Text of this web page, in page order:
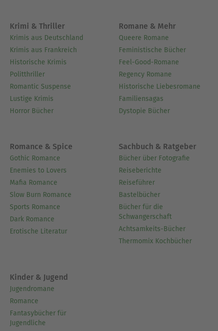
Krimi & Thriller
Krimis aus Deutschland
Krimis aus Frankreich
Historische Krimis
Politthriller
Romantic Suspense
Lustige Krimis
Horror Bücher
Romane & Mehr
Queere Romane
Feministische Bücher
Feel-Good-Romane
Regency Romane
Historische Liebesromane
Familiensagas
Dystopie Bücher
Romance & Spice
Gothic Romance
Enemies to Lovers
Mafia Romance
Slow Burn Romance
Sports Romance
Dark Romance
Erotische Literatur
Sachbuch & Ratgeber
Bücher über Fotografie
Reiseberichte
Reiseführer
Bastelbücher
Bücher für die
Schwangerschaft
Achtsamkeits-Bücher
Thermomix Kochbücher
Kinder & Jugend
Jugendromane
Romance
Fantasybücher für
Jugendliche